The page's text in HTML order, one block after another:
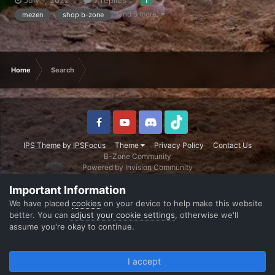
orice metoda (transfer bancar, paysafe, SMS), trebuie sa apesi
pe acest link: https://shop.b-zon...
mezen shop b-zone (and 5 more)
Home Search
IPS Theme by IPSFocus Theme Privacy Policy
Contact Us
B-Zone Community
Powered by Invision Community
Important Information
We have placed cookies on your device to help make this website
better. You can adjust your cookie settings, otherwise we'll
assume you're okay to continue.
I accept